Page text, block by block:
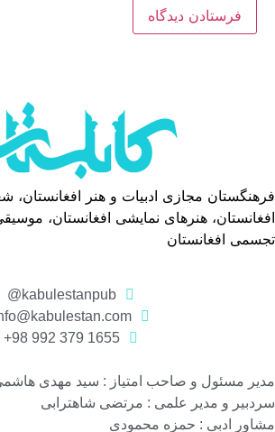
فرهنگستان مجازی ادبیات و هنر افغانستان،
افغانستان، هنرهای نمایشی افغانستان،
تجسمی افغانستان
kabulestanpub@
1655 379 992 98+
مدیر مسئول و صاحب امتیاز : سید مهدی
سردبیر و مدیر علمی : مرتضی شاهترابی
مشاور ادبی : حمزه محمودی